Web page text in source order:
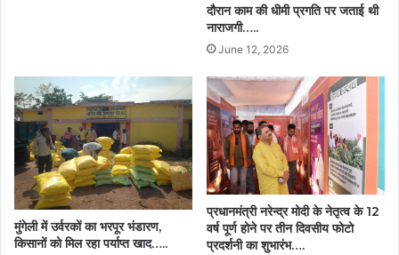
दौरान काम की धीमी प्रगति पर जताई थी
नाराजगी…..
June 12, 2026
मुंगेली में उर्वरकों का भरपूर भंडारण,
किसानों को मिल रहा पर्याप्त खाद…..
प्रधानमंत्री नरेन्द्र मोदी के नेतृत्व के 12
वर्ष पूर्ण होने पर तीन दिवसीय फोटो
प्रदर्शनी का शुभारंभ….